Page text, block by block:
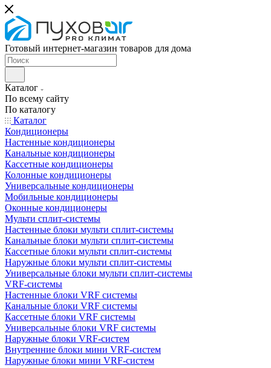
Готовый интернет-магазин товаров для дома
Каталог
По всему сайту
По каталогу
Каталог
Кондиционеры
Настенные кондиционеры
Канальные кондиционеры
Кассетные кондиционеры
Колонные кондиционеры
Универсальные кондиционеры
Мобильные кондиционеры
Оконные кондиционеры
Мульти сплит-системы
Настенные блоки мульти сплит-системы
Канальные блоки мульти сплит-системы
Кассетные блоки мульти сплит-системы
Наружные блоки мульти сплит-системы
Универсальные блоки мульти сплит-системы
VRF-системы
Настенные блоки VRF системы
Канальные блоки VRF системы
Кассетные блоки VRF системы
Универсальные блоки VRF системы
Наружные блоки VRF-систем
Внутренние блоки мини VRF-систем
Наружные блоки мини VRF-систем